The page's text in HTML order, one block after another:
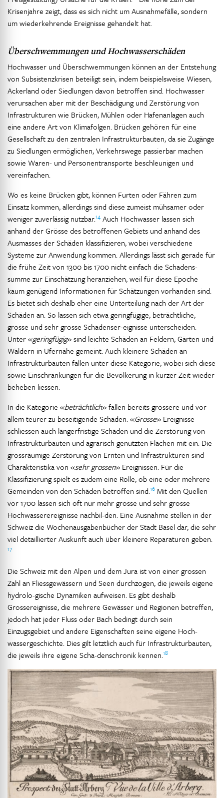
Krisenjahre zeigt, dass es sich nicht um Ausnahmefälle, sondern
um wiederkehrende Ereignisse gehandelt hat.
Überschwemmungen und Hochwasserschäden
Hochwasser und Überschwemmungen können an der Entstehung
von Subsistenzkrisen beteiligt sein, indem beispielsweise Wiesen,
Ackerland oder Siedlungen davon betroffen sind. Hochwasser
verursachen aber mit der Beschädigung und Zerstörung von
Infrastrukturen wie Brücken, Mühlen oder Hafenanlagen auch
eine andere Art von Klimafolgen. Brücken gehören für eine
Gesellschaft zu den zentralen Infrastrukturbauten, da sie Zugänge
zu Siedlungen ermöglichen, Verkehrswege passierbar machen
sowie Waren- und Personentransporte beschleunigen und
vereinfachen.
Wo es keine Brücken gibt, können Furten oder Fähren zum
Einsatz kommen, allerdings sind diese zumeist mühsamer oder
weniger zuverlässig nutzbar.14 Auch Hochwasser lassen sich
anhand der Grösse des betroffenen Gebiets und anhand des
Ausmasses der Schäden klassifizieren, wobei verschiedene
Systeme zur Anwendung kommen. Allerdings lässt sich gerade für
die frühe Zeit von 1300 bis 1700 nicht einfach die Schadens-
summe zur Einschätzung heranziehen, weil für diese Epoche
kaum genügend Informationen für Schätzungen vorhanden sind.
Es bietet sich deshalb eher eine Unterteilung nach der Art der
Schäden an. So lassen sich etwa geringfügige, beträchtliche,
grosse und sehr grosse Schadenser-eignisse unterscheiden.
Unter «geringfügig» sind leichte Schäden an Feldern, Gärten und
Wäldern in Ufernähe gemeint. Auch kleinere Schäden an
Infrastrukturbauten fallen unter diese Kategorie, wobei sich diese
sowie Einschränkungen für die Bevölkerung in kurzer Zeit wieder
beheben liessen.
In die Kategorie «beträchtlich» fallen bereits grössere und vor
allem teurer zu beseitigende Schäden. «Grosse» Ereignisse
schliessen auch längerfristige Schäden und die Zerstörung von
Infrastrukturbauten und agrarisch genutzten Flächen mit ein. Die
grossräumige Zerstörung von Ernten und Infrastrukturen sind
Charakteristika von «sehr grossen» Ereignissen. Für die
Klassifizierung spielt es zudem eine Rolle, ob eine oder mehrere
Gemeinden von den Schäden betroffen sind.16 Mit den Quellen
vor 1700 lassen sich oft nur mehr grosse und sehr grosse
Hochwasserereignisse nachbil-den. Eine Ausnahme stellen in der
Schweiz die Wochenausgabenbücher der Stadt Basel dar, die sehr
viel detaillierter Auskunft auch über kleinere Reparaturen geben.
17
Die Schweiz mit den Alpen und dem Jura ist von einer grossen
Zahl an Fliessgewässern und Seen durchzogen, die jeweils eigene
hydrolo-gische Dynamiken aufweisen. Es gibt deshalb
Grossereignisse, die mehrere Gewässer und Regionen betreffen,
jedoch hat jeder Fluss oder Bach bedingt durch sein
Einzugsgebiet und andere Eigenschaften seine eigene Hoch-
wassergeschichte. Dies gilt letztlich auch für Infrastrukturbauten,
die jeweils ihre eigene Scha-denschronik kennen.18